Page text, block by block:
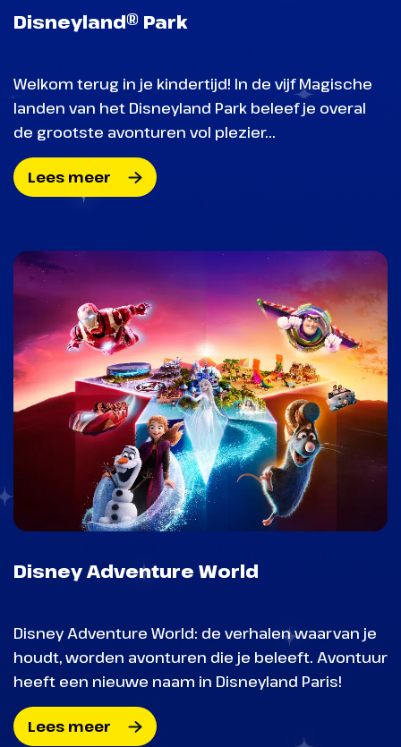
Disneyland® Park
Welkom terug in je kindertijd! In de vijf Magische
landen van het Disneyland Park beleef je overal
de grootste avonturen vol plezier...
Lees meer
Disney Adventure World
Disney Adventure World: de verhalen waarvan je
houdt, worden avonturen die je beleeft. Avontuur
heeft een nieuwe naam in Disneyland Paris!
Lees meer